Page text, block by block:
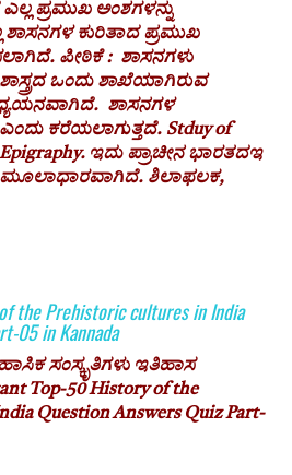
ಪ್ರಮುಖ ಅಂಶಗಳನ್ನು
ಕುರಿತಾದ ಪ್ರಮುಖ
ಪೀಠಿಕೆ : ಶಾಸನಗಳು
ಒಂದು ಶಾಖೆಯಾಗಿರುವ
ಶಾಸನಗಳ
ಕರೆಯಲಾಗುತ್ತದೆ. Stduy of
ಇದು ಪ್ರಾಚೀನ ಭಾರತದಇ
ಶಿಲಾಫಲಕ,
the Prehistoric cultures in India
05 in Kannada
ಸಂಸ್ಕೃತಿಗಳು ಇತಿಹಾಸ
Top-50 History of the
Question Answers Quiz Part-